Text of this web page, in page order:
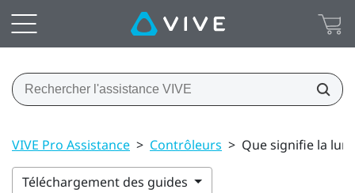
VIVE Pro Assistance > Contrôleurs > Que signifie la
Téléchargement des guides